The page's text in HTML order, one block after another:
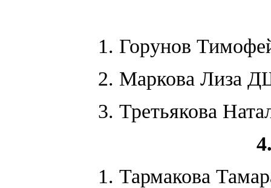
1. Горунов
2. Маркова Лиза
3. Третьякова
1. Тармакова